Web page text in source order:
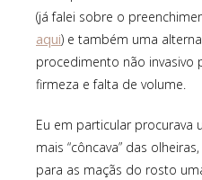
(já falei sobre o
aqui) e também uma
procedimento não invasivo
firmeza e falta de volume.
Eu em particular procurava
mais “côncava” das
para as maçãs do rosto